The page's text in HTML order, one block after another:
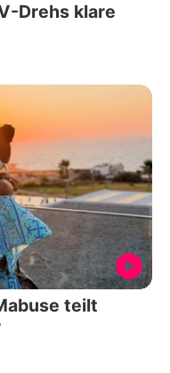
Drehs klare
teilt